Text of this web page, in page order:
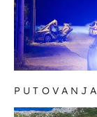
PUTOVANJA